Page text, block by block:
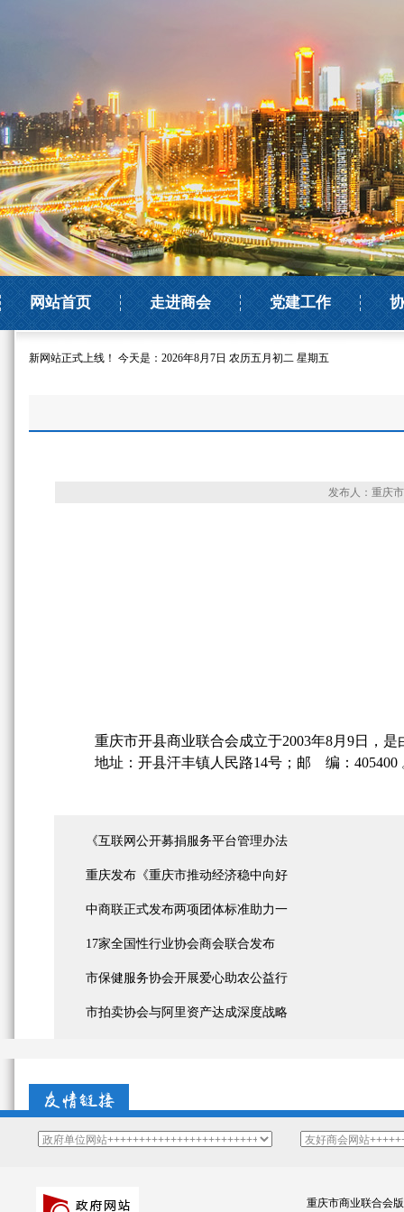
网站首页 走进商会 党建工作
新网站正式上线！ 今天是：2026年8月7日 农历五月初二 星期五
发布人：重庆
重庆市开县商业联合会成立于2003年8月9日， 是
地址 ：开县汗丰镇人民路14号； 邮 编：405400
《互联网公开募捐服务平台管理办法
重庆发布《重庆市推动经济稳中向好
中商联正式发布两项团体标准助力一
17家全国性行业协会商会联合发布
市保健服务协会开展爱心助农公益行
市拍卖协会与阿里资产达成深度战略
重庆市商业联合会